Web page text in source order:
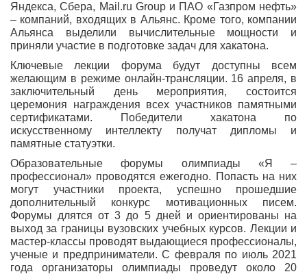
Яндекса, Сбера, Mail.ru Group и ПАО «Газпром нефть»
– компаний, входящих в Альянс. Кроме того, компании
Альянса выделили вычислительные мощности и
приняли участие в подготовке задач для хакатона.
Ключевые лекции форума будут доступны всем
желающим в режиме онлайн-трансляции. 16 апреля, в
заключительный день мероприятия, состоится
церемония награждения всех участников памятными
сертификатами. Победители хакатона по
искусственному интеллекту получат дипломы и
памятные статуэтки.
Образовательные форумы олимпиады «Я –
профессионал» проводятся ежегодно. Попасть на них
могут участники проекта, успешно прошедшие
дополнительный конкурс мотивационных писем.
Форумы длятся от 3 до 5 дней и ориентированы на
выход за границы вузовских учебных курсов. Лекции и
мастер-классы проводят выдающиеся профессионалы,
ученые и предприниматели. С февраля по июль 2021
года организаторы олимпиады проведут около 20